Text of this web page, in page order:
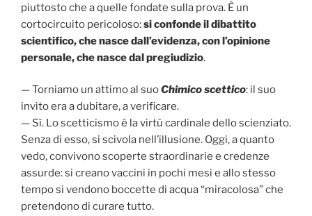
piuttosto che a quelle fondate sulla prova. È un
cortocircuito pericoloso:si confonde il dibattito
scientifico, che nasce dall’evidenza, con l’opinione
personale, che nasce dal pregiudizio.
— Torniamo un attimo al suoChimico scettico: il suo
invito era a dubitare, a verificare.
— Sì. Lo scetticismo è la virtù cardinale dello scienziato.
Senza di esso, si scivola nell’illusione. Oggi, a quanto
vedo, convivono scoperte straordinarie e credenze
assurde: si creano vaccini in pochi mesi e allo stesso
tempo si vendono boccette di acqua “miracolosa” che
pretendono di curare tutto.